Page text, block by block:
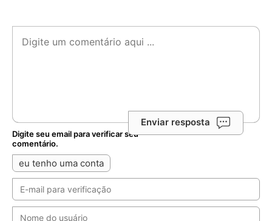
Enviar resposta
Digite seu email para verificar seu
comentário.
eu tenho uma conta